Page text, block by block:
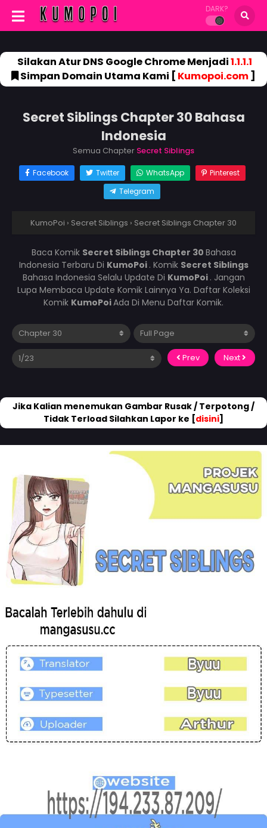
DARK?
Silakan Atur DNS Google Chrome Menjadi1.1.1.1
Simpan Domain Utama Kami [ Kumopoi.com]
Secret Siblings Chapter 30 Bahasa
Indonesia
Semua Chapter Secret Siblings
Facebook Twitter WhatsApp
Pinterest
Telegram
KumoPoi › Secret Siblings › Secret Siblings Chapter 30
Baca Komik Secret Siblings Chapter 30 Bahasa
Indonesia Terbaru Di KumoPoi . Komik Secret Siblings
Bahasa Indonesia Selalu Update Di KumoPoi . Jangan
Lupa Membaca Update Komik Lainnya Ya. Daftar Koleksi
Komik KumoPoiAda Di Menu Daftar Komik.
Prev Next
Jika Kalian menemukan Gambar Rusak / Terpotong /
Tidak Terload Silahkan Lapor ke [disini]